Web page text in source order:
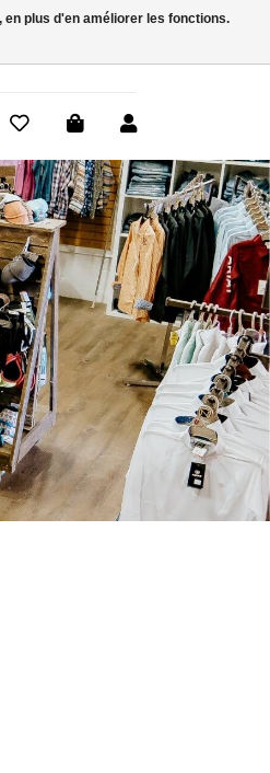
plus d'en améliorer les fonctions.